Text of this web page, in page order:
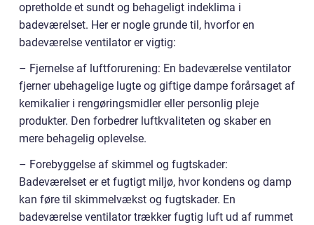
opretholde et sundt og behageligt indeklima i
badeværelset. Her er nogle grunde til, hvorfor en
badeværelse ventilator er vigtig:
– Fjernelse af luftforurening: En badeværelse ventilator
fjerner ubehagelige lugte og giftige dampe forårsaget af
kemikalier i rengøringsmidler eller personlig pleje
produkter. Den forbedrer luftkvaliteten og skaber en
mere behagelig oplevelse.
– Forebyggelse af skimmel og fugtskader:
Badeværelset er et fugtigt miljø, hvor kondens og damp
kan føre til skimmelvækst og fugtskader. En
badeværelse ventilator trækker fugtig luft ud af rummet